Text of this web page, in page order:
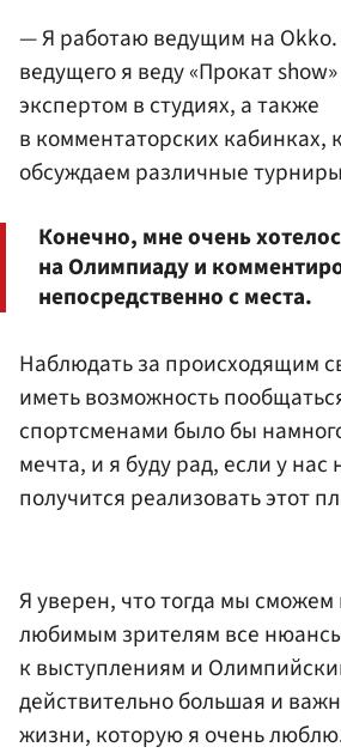
— Я работаю ведущим на Okko.
ведущего я веду «Прокат
экспертом в студиях, а также
в комментаторских кабинках,
обсуждаем различные
Конечно, мне очень
на Олимпиаду и
непосредственно с места.
Наблюдать за происходящим
иметь возможность
спортсменами было бы
мечта, и я буду рад, если у нас
получится реализовать этот
Я уверен, что тогда мы
любимым зрителям все
к выступлениям и
действительно большая и
жизни, которую я очень